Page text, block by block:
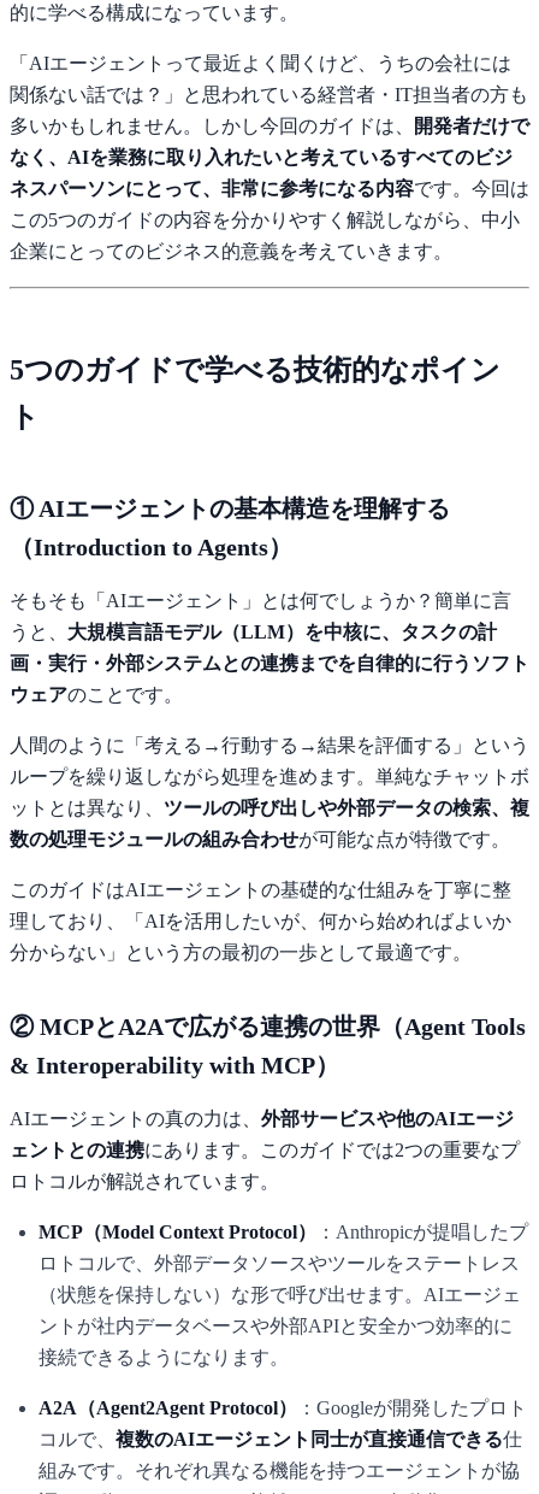
的に学べる構成になっています。
「AIエージェントって最近よく聞くけど、うちの会社には
関係ない話では？」と思われている経営者・IT担当者の方も
多いかもしれません。しかし今回のガイドは、
開発者だけで
なく、AIを業務に取り入れたいと考えているすべてのビジ
ネスパーソンにとって、非常に参考になる内容です。今回は
この5つのガイドの内容を分かりやすく解説しながら、中小
企業にとってのビジネス的意義を考えていきます。
5つのガイドで学べる技術的なポイン
ト
① AIエージェントの基本構造を理解する
（Introduction to Agents）
そもそも「AIエージェント」とは何でしょうか？簡単に言
うと、 大規模言語モデル（LLM）を中核に、タスクの計
画・実行・外部システムとの連携までを自律的に行うソフト
ウェアのことです。
人間のように「考える→行動する→結果を評価する」という
ループを繰り返しながら処理を進めます。単純なチャットボ
ットとは異なり、 ツールの呼び出しや外部データの検索、複
数の処理モジュールの組み合わせが可能な点が特徴です。
このガイドはAIエージェントの基礎的な仕組みを丁寧に整
理しており、「AIを活用したいが、何から始めればよいか
分からない」という方の最初の一歩として最適です。
② MCPとA2Aで広がる連携の世界（Agent Tools
& Interoperability with MCP）
AIエージェントの真の力は、 外部サービスや他のAIエージ
ェントとの連携にあります。このガイドでは2つの重要なプ
ロトコルが解説されています。
MCP（Model Context Protocol）
：Anthropicが提唱したプ
ロトコルで、外部データソースやツールをステートレス
（状態を保持しない）な形で呼び出せます。AIエージェ
ントが社内データベースや外部APIと安全かつ効率的に
接続できるようになります。
A2A（Agent2Agent Protocol）
：Googleが開発したプロト
コルで、 複数のAIエージェント同士が直接通信できる仕
組みです。それぞれ異なる機能を持つエージェントが協